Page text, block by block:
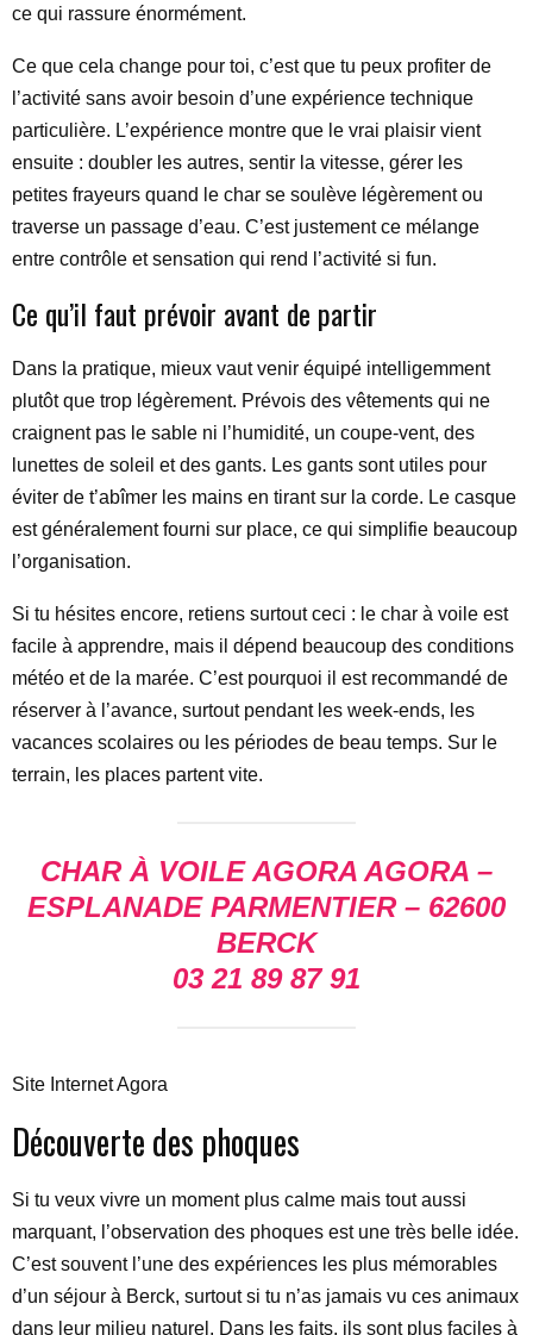
ce qui rassure énormément.
Ce que cela change pour toi, c’est que tu peux profiter de
l’activité sans avoir besoin d’une expérience technique
particulière. L’expérience montre que le vrai plaisir vient
ensuite : doubler les autres, sentir la vitesse, gérer les
petites frayeurs quand le char se soulève légèrement ou
traverse un passage d’eau. C’est justement ce mélange
entre contrôle et sensation qui rend l’activité si fun.
Ce qu’il faut prévoir avant de partir
Dans la pratique, mieux vaut venir équipé intelligemment
plutôt que trop légèrement. Prévois des vêtements qui ne
craignent pas le sable ni l’humidité, un coupe-vent, des
lunettes de soleil et des gants. Les gants sont utiles pour
éviter de t’abîmer les mains en tirant sur la corde. Le casque
est généralement fourni sur place, ce qui simplifie beaucoup
l’organisation.
Si tu hésites encore, retiens surtout ceci : le char à voile est
facile à apprendre, mais il dépend beaucoup des conditions
météo et de la marée. C’est pourquoi il est recommandé de
réserver à l’avance, surtout pendant les week-ends, les
vacances scolaires ou les périodes de beau temps. Sur le
terrain, les places partent vite.
CHAR À VOILE AGORA AGORA –
ESPLANADE PARMENTIER – 62600
BERCK
03 21 89 87 91
Site Internet Agora
Découverte des phoques
Si tu veux vivre un moment plus calme mais tout aussi
marquant, l’observation des phoques est une très belle idée.
C’est souvent l’une des expériences les plus mémorables
d’un séjour à Berck, surtout si tu n’as jamais vu ces animaux
dans leur milieu naturel. Dans les faits, ils sont plus faciles à